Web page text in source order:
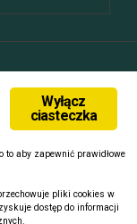
Wyłącz
ciasteczka
to aby zapewnić prawidłowe
pliki cookies w
dostęp do informacji